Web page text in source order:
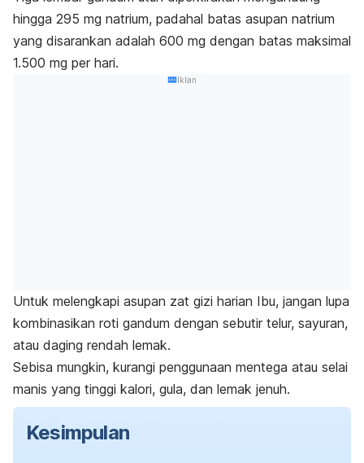
hingga 295 mg natrium, padahal batas asupan natrium
yang disarankan adalah 600 mg dengan batas maksimal
1.500 mg per hari.
Iklan
Untuk melengkapi asupan zat gizi harian Ibu, jangan lupa
kombinasikan roti gandum dengan sebutir telur, sayuran,
atau daging rendah lemak.
Sebisa mungkin, kurangi penggunaan mentega atau selai
manis yang tinggi kalori, gula, dan lemak jenuh.
Kesimpulan